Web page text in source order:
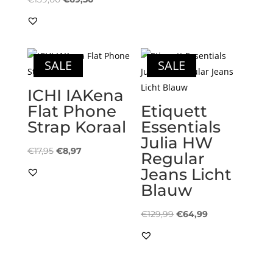
SALE
ICHI IAKena
Flat Phone
Strap Koraal
€17,95 Oorspronkelijke
€8,97Huidige
SALE
Etiquett
Essentials
Julia HW
Regular
Jeans Licht
Blauw
€129,99 Oorspronkelijke
€64,99Huidige